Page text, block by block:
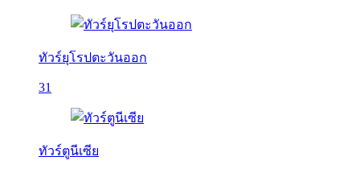
ทัวร์ยุโรปตะวันออก
31
ทัวร์ตูนีเซีย